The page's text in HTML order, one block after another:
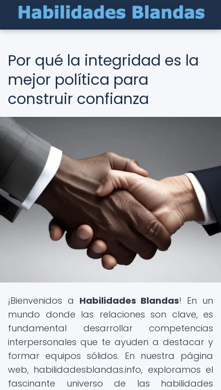
Por qué la integridad es la
mejor política para
construir confianza
¡Bienvenidos a Habilidades Blandas! En un
mundo donde las relaciones son clave, es
fundamental desarrollar competencias
interpersonales que te ayuden a destacar y
formar equipos sólidos. En nuestra página
web, habilidadesblandas.info, exploramos el
fascinante universo de las habilidades